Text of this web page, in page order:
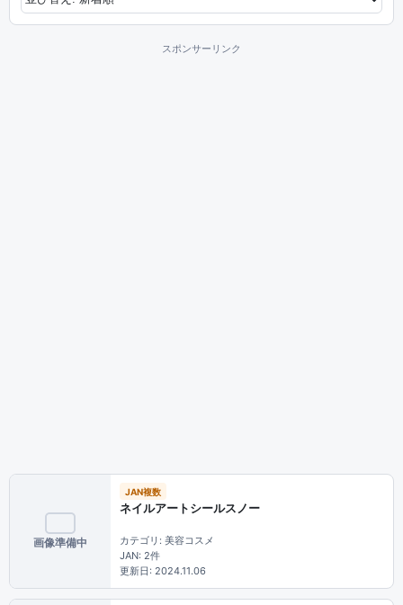
スポンサーリンク
画像準備中
JAN複数
ネイルアートシールスノー
カテゴリ: 美容コスメ
JAN: 2件
更新日: 2024.11.06